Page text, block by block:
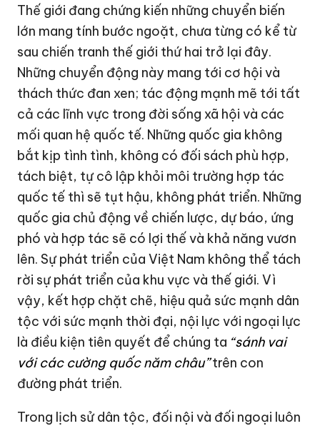
Thế giới đang chứng kiến những chuyển biến
lớn mang tính bước ngoặt, chưa từng có kể từ
sau chiến tranh thế giới thứ hai trở lại đây.
Những chuyển động này mang tới cơ hội và
thách thức đan xen; tác động mạnh mẽ tới tất
cả các lĩnh vực trong đời sống xã hội và các
mối quan hệ quốc tế. Những quốc gia không
bắt kịp tình tình, không có đối sách phù hợp,
tách biệt, tự cô lập khỏi môi trường hợp tác
quốc tế thì sẽ tụt hậu, không phát triển. Những
quốc gia chủ động về chiến lược, dự báo, ứng
phó và hợp tác sẽ có lợi thế và khả năng vươn
lên. Sự phát triển của Việt Nam không thể tách
rời sự phát triển của khu vực và thế giới. Vì
vậy, kết hợp chặt chẽ, hiệu quả sức mạnh dân
tộc với sức mạnh thời đại, nội lực với ngoại lực
là điều kiện tiên quyết để chúng ta “sánh vai
với các cường quốc năm châu”trên con
đường phát triển.
Trong lịch sử dân tộc, đối nội và đối ngoại luôn